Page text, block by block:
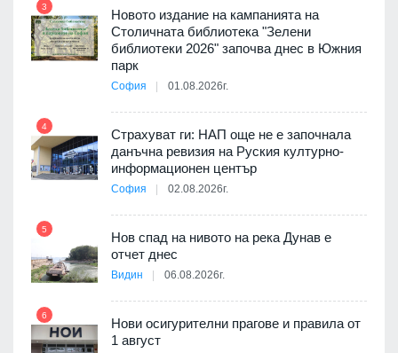
3
Новото издание на кампанията на
Столичната библиотека "Зелени
библиотеки 2026" започва днес в Южния
парк
София 01.08.2026г.
4
Страхуват ги: НАП още не е започнала
данъчна ревизия на Руския културно-
информационен център
София 02.08.2026г.
5
Нов спад на нивото на река Дунав е
отчет днес
Видин 06.08.2026г.
6
Нови осигурителни прагове и правила от
1 август